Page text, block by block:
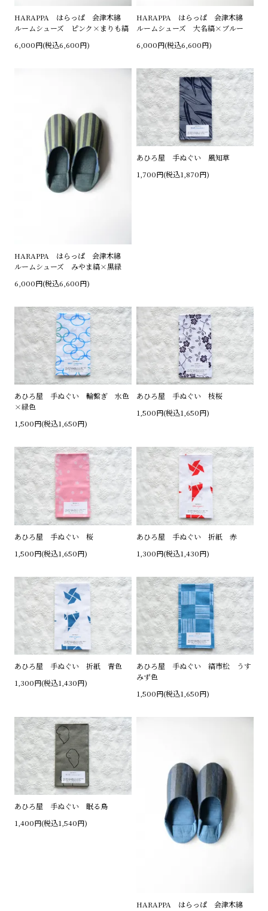
HARAPPA はらっぱ 会津木綿
ルームシューズ ピンク×まりも縞
6,000円(税込6,600円)
HARAPPA はらっぱ 会津木綿
ルームシューズ 大名縞×ブルー
6,000円(税込6,600円)
HARAPPA はらっぱ 会津木綿
ルームシューズ みやま縞×黒緑
6,000円(税込6,600円)
あひろ屋 手ぬぐい 風知草
1,700円(税込1,870円)
あひろ屋 手ぬぐい 輪繋ぎ 水色
×緑色
1,500円(税込1,650円)
あひろ屋 手ぬぐい 枝桜
1,500円(税込1,650円)
あひろ屋 手ぬぐい 桜
1,500円(税込1,650円)
あひろ屋 手ぬぐい 折紙 赤
1,300円(税込1,430円)
あひろ屋 手ぬぐい 折紙 青色
1,300円(税込1,430円)
あひろ屋 手ぬぐい 縞市松 うす
みず色
1,500円(税込1,650円)
あひろ屋 手ぬぐい 眠る鳥
1,400円(税込1,540円)
HARAPPA はらっぱ 会津木綿